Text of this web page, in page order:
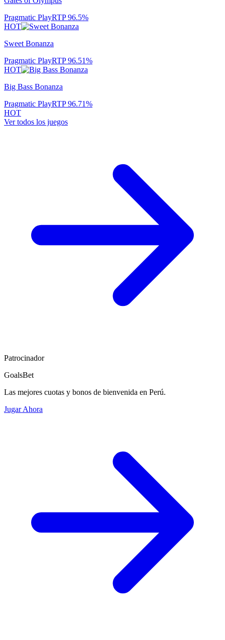
Pragmatic PlayRTP96.5%
HOT
Sweet Bonanza
Pragmatic PlayRTP96.51%
HOT
Big Bass Bonanza
Pragmatic PlayRTP96.71%
HOT
Ver todos los juegos
Patrocinador
GoalsBet
Las mejores cuotas y bonos de bienvenida en Perú.
Jugar Ahora